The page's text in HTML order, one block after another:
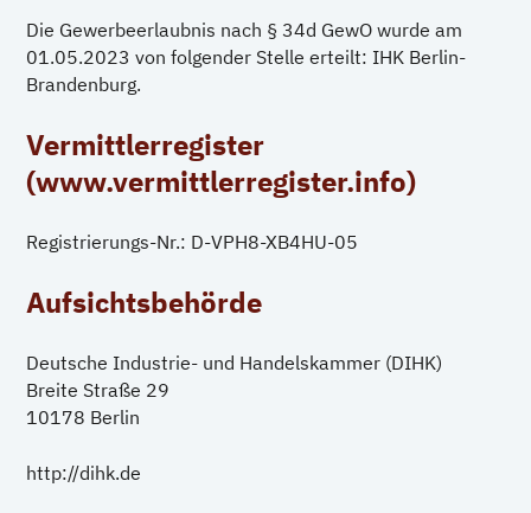
Die Gewerbeerlaubnis nach § 34d GewO wurde am
01.05.2023 von folgender Stelle erteilt: IHK Berlin-
Brandenburg.
Vermittlerregister
(www.vermittlerregister.info)
Registrierungs-Nr.: D-VPH8-XB4HU-05
Aufsichtsbehörde
Deutsche Industrie- und Handelskammer (DIHK)
Breite Straße 29
10178 Berlin
http://dihk.de